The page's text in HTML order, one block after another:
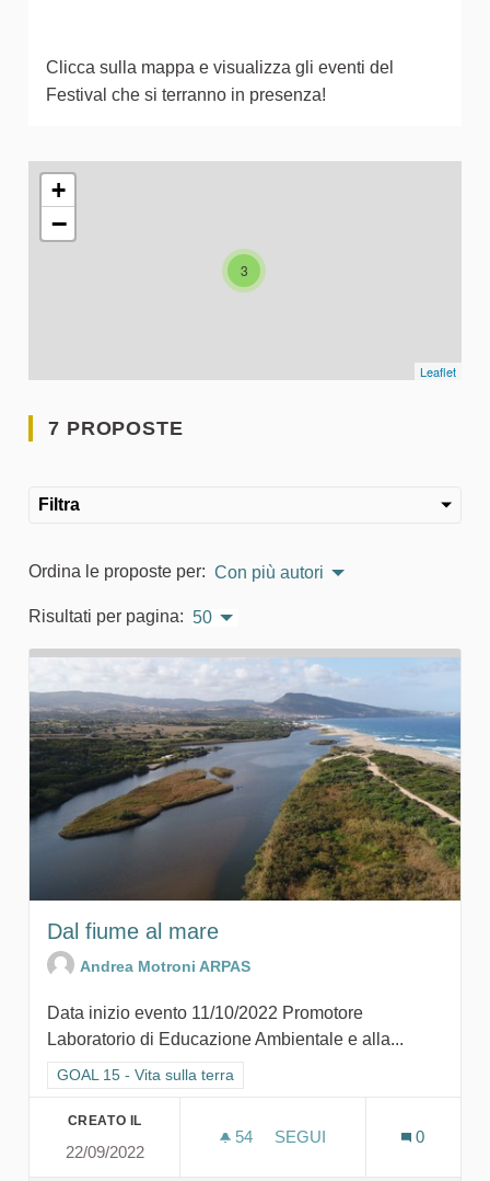
Clicca sulla mappa e visualizza gli eventi del
Festival che si terranno in presenza!
L'elemento seguente è una mappa che presenta gli
3
+
−
Leaflet
7 PROPOSTE
Filtra
Ordina le proposte per: Con più autori
Risultati per pagina: 50
Dal fiume al mare
Andrea Motroni ARPAS
Data inizio evento 11/10/2022 Promotore
Laboratorio di Educazione Ambientale e alla...
Filtra i risultati per categoria: GOAL 15 - Vita sulla terra
GOAL 15 - Vita sulla terra
CREATO IL
22/09/2022
54 54 SOSTENITORI
SEGUI
0